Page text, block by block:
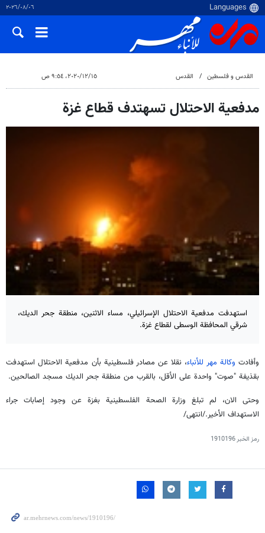
٠٦‏/٠٨‏/٢٠٢٦
القدس و فلسطین القدس ١٥‏/١٢‏/٢٠٢٠، ٩:٥٤ ص
مدفعية الاحتلال تسهتدف قطاع غزة
استهدفت مدفعية الاحتلال الإسرائيلي، مساء الاثنين، منطقة جحر الديك،
شرقي المحافظة الوسطى لقطاع غزة.
وأفادت وكالة مهر للأنباء، نقلا عن مصادر فلسطينية بأن مدفعية الاحتلال استهدفت
بقذيفة "صوت" واحدة على الأقل، بالقرب من منطقة جحر الديك مسجد الصالحين.
وحتى الان، لم تبلغ وزارة الصحة الفلسطينية بغزة عن وجود إصابات جراء
الاستهداف الأخير./انتهى/
رمز الخبر1910196